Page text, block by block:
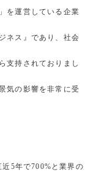
を運営している企業
ネス』であり、社会
支持されておりまし
気の影響を非常に受
5年で700%と業界の